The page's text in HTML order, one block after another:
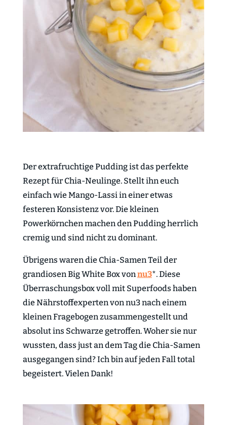
Der extrafruchtige Pudding ist das perfekte
Rezept für Chia-Neulinge. Stellt ihn euch
einfach wie Mango-Lassi in einer etwas
festeren Konsistenz vor. Die kleinen
Powerkörnchen machen den Pudding herrlich
cremig und sind nicht zu dominant.
Übrigens waren die Chia-Samen Teil der
grandiosen Big White Box vonnu3*. Diese
Überraschungsbox voll mit Superfoods haben
die Nährstoffexperten von nu3 nach einem
kleinen Fragebogen zusammengestellt und
absolut ins Schwarze getroffen. Woher sie nur
wussten, dass just an dem Tag die Chia-Samen
ausgegangen sind? Ich bin auf jeden Fall total
begeistert. Vielen Dank!